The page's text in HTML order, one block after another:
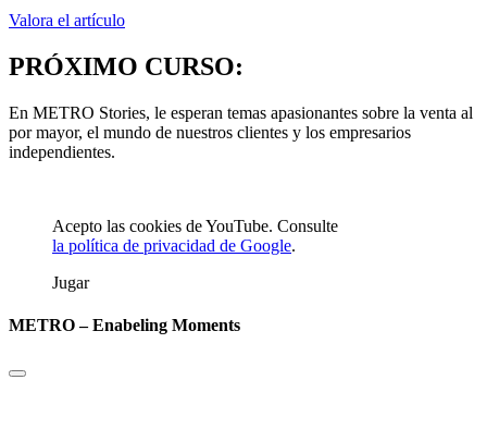
Valora el artículo
PRÓXIMO CURSO:
En METRO Stories, le esperan temas apasionantes sobre la venta al
por mayor, el mundo de nuestros clientes y los empresarios
independientes.
Acepto las cookies de YouTube. Consulte
la política de privacidad de Google.
Jugar
METRO – Enabeling Moments